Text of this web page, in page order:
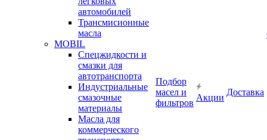
автомобилей
Трансмисионные
масла
MOBIL
Cпецжидкости и
смазки для
автотранспорта
Индустриальные
смазочные
материалы
Масла для
коммерческого
Подбор
масел и
фильтров
Акции
Доставка